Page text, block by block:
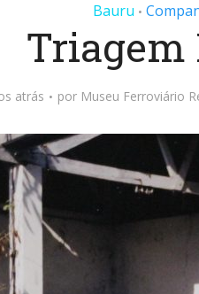
Bauru •
Triagem
atrás por Museu Ferroviário